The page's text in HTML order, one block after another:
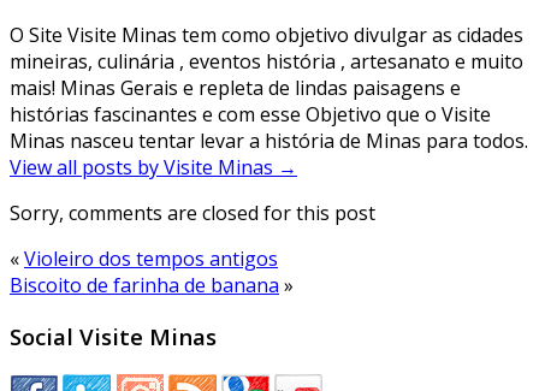
O Site Visite Minas tem como objetivo divulgar as cidades
mineiras, culinária , eventos história , artesanato e muito
mais! Minas Gerais e repleta de lindas paisagens e
histórias fascinantes e com esse Objetivo que o Visite
Minas nasceu tentar levar a história de Minas para todos.
View all posts by Visite Minas →
Sorry, comments are closed for this post
«Violeiro dos tempos antigos
Biscoito de farinha de banana »
Social Visite Minas